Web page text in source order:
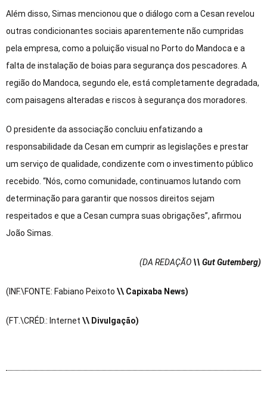
Além disso, Simas mencionou que o diálogo com a Cesan revelou
outras condicionantes sociais aparentemente não cumpridas
pela empresa, como a poluição visual no Porto do Mandoca e a
falta de instalação de boias para segurança dos pescadores. A
região do Mandoca, segundo ele, está completamente degradada,
com paisagens alteradas e riscos à segurança dos moradores.
O presidente da associação concluiu enfatizando a
responsabilidade da Cesan em cumprir as legislações e prestar
um serviço de qualidade, condizente com o investimento público
recebido. “Nós, como comunidade, continuamos lutando com
determinação para garantir que nossos direitos sejam
respeitados e que a Cesan cumpra suas obrigações”, afirmou
João Simas.
(DA REDAÇÃO \\ Gut Gutemberg)
(INF.\FONTE: Fabiano Peixoto \\ Capixaba News)
(FT.\CRÉD.: Internet \\ Divulgação)